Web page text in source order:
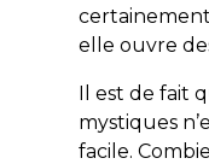
elle ouvre
Il est de fait
mystiques
facile.